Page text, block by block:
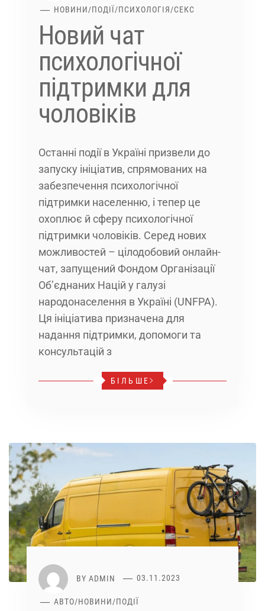
НОВИНИ/ПОДІЇ/ПСИХОЛОГІЯ/СЕКС
Новий чат
психологічної
підтримки для
чоловіків
Останні події в Україні призвели до
запуску ініціатив, спрямованих на
забезпечення психологічної
підтримки населенню, і тепер це
охоплює й сферу психологічної
підтримки чоловіків. Серед нових
можливостей – цілодобовий онлайн-
чат, запущений Фондом Організації
Об’єднаних Націй у галузі
народонаселення в Україні (UNFPA).
Ця ініціатива призначена для
надання підтримки, допомоги та
консультацій з
БІЛЬШЕ
BY ADMIN 03.11.2023
АВТО/НОВИНИ/ПОДІЇ